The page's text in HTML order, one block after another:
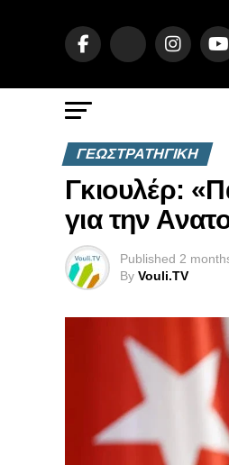
ΓΕΩΣΤΡΑΤΗΓΙΚΗ
Γκιουλέρ:
για την
Published 2
By Vouli.TV